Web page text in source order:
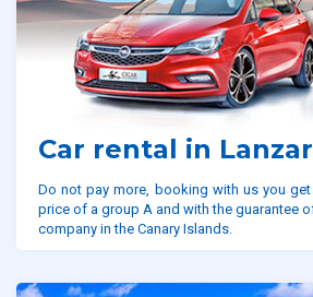
Car rental in
Do not pay more, booking with us you
price of a group A and with the guarantee
company in the Canary Islands.